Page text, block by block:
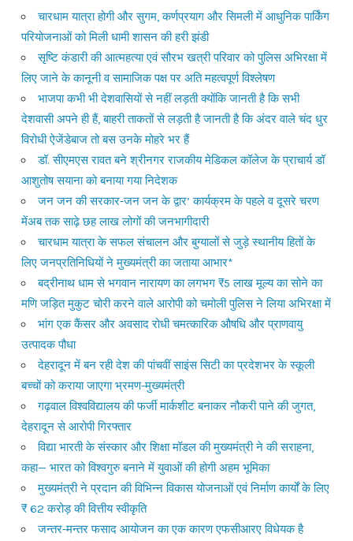
चारधाम यात्रा होगी और सुगम, कर्णप्रयाग और सिमली में आधुनिक पार्किंग
परियोजनाओं को मिली धामी शासन की हरी झंडी
सृष्टि कंडारी की आत्महत्या एवं सौरभ खत्री परिवार को पुलिस अभिरक्षा में
लिए जाने के कानूनी व सामाजिक पक्ष पर अति महत्वपूर्ण विश्लेषण
भाजपा कभी भी देशवासियों से नहीं लड़ती क्योंकि जानती है कि सभी
देशवासी अपने ही हैं, बाहरी ताकतों से लड़ती है जानती है कि अंदर वाले चंद धुर
विरोधी ऐजेंडेबाज तो बस उनके मोहरे भर हैं
डॉ. सीएमएस रावत बने श्रीनगर राजकीय मेडिकल कॉलेज के प्राचार्य डॉ
आशुतोष सयाना को बनाया गया निदेशक
जन जन की सरकार-जन जन के द्वार’ कार्यक्रम के पहले व दूसरे चरण
मेंअब तक साढ़े छह लाख लोगों की जनभागीदारी
चारधाम यात्रा के सफल संचालन और बुग्यालों से जुड़े स्थानीय हितों के
लिए जनप्रतिनिधियों ने मुख्यमंत्री का जताया आभार*
बद्रीनाथ धाम से भगवान नारायण का लगभग ₹5 लाख मूल्य का सोने का
मणि जड़ित मुकुट चोरी करने वाले आरोपी को चमोली पुलिस ने लिया अभिरक्षा में
भांग एक कैंसर और अवसाद रोधी चमत्कारिक औषधि और प्राणवायु
उत्पादक पौधा
देहरादून में बन रही देश की पांचवीं साइंस सिटी का प्रदेशभर के स्कूली
बच्चों को कराया जाएगा भ्रमण-मुख्यमंत्री
गढ़वाल विश्वविद्यालय की फर्जी मार्कशीट बनाकर नौकरी पाने की जुगत,
देहरादून से आरोपी गिरफ्तार
विद्या भारती के संस्कार और शिक्षा मॉडल की मुख्यमंत्री ने की सराहना,
कहा— भारत को विश्वगुरु बनाने में युवाओं की होगी अहम भूमिका
मुख्यमंत्री ने प्रदान की विभिन्न विकास योजनाओं एवं निर्माण कार्यों के लिए
₹ 62 करोड़ की वित्तीय स्वीकृति
जन्तर-मन्तर फसाद आयोजन का एक कारण एफसीआरए विधेयक है